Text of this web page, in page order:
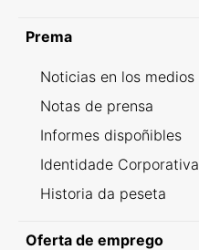
Prema
Noticias en los medios
Notas de prensa
Informes dispoñibles
Identidade Corporativa
Historia da peseta
Oferta de emprego